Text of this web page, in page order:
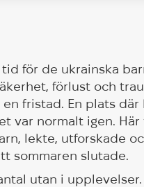
för de ukrainska
förlust och
fristad. En plats där
var normalt igen.
lekte, utforskade
sommaren slutade.
utan i